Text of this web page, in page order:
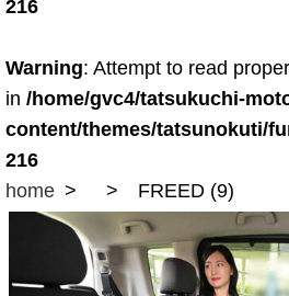
216
Warning: Attempt to read
in /home/gvc4/tatsukuchi-
content/themes/tatsunokuti/
216
home
FREED (9)